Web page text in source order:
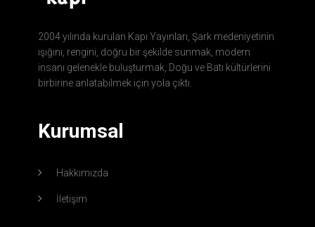
2004 yılında kurulan Kapı Yayınları, Şark medeniyetinin
ışığını, rengini, doğru bir şekilde sunmak, modern
insanı gelenekle buluşturmak, Doğu ve Batı kültürlerini
birbirine anlatabilmek için yola çıktı.
Kurumsal
Hakkımızda
İletişim